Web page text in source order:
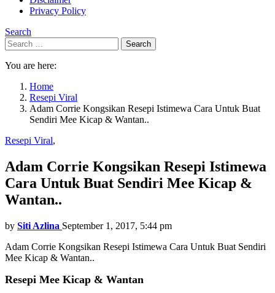
Privacy Policy
Search
Search
for:
Search
You are here:
Home
Resepi Viral
Adam Corrie Kongsikan Resepi Istimewa Cara Untuk Buat
Sendiri Mee Kicap & Wantan..
Resepi Viral,
Adam Corrie Kongsikan Resepi Istimewa
Cara Untuk Buat Sendiri Mee Kicap &
Wantan..
by Siti Azlina September 1, 2017, 5:44 pm
Adam Corrie Kongsikan Resepi Istimewa Cara Untuk Buat Sendiri
Mee Kicap & Wantan..
Resepi Mee Kicap & Wantan